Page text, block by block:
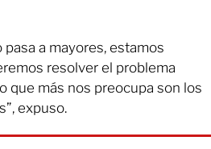
pasa a mayores, estamos
resolver el problema
que más nos preocupa son los
expuso.